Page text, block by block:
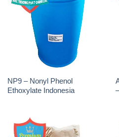
NP9 – Nonyl Phenol
Ethoxylate Indonesia